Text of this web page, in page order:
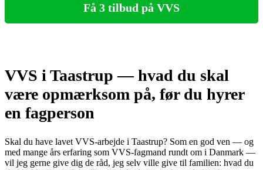
Få 3 tilbud på VVS
VVS i Taastrup — hvad du skal
være opmærksom på, før du hyrer
en fagperson
Skal du have lavet VVS‑arbejde i Taastrup? Som en god ven — og
med mange års erfaring som VVS‑fagmand rundt om i Danmark —
vil jeg gerne give dig de råd, jeg selv ville give til familien: hvad du